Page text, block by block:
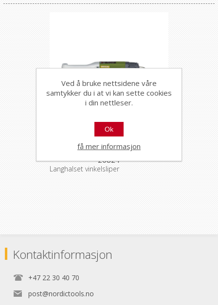
Proxxon vinkelsliper LHW
20824
Langhalset vinkelsliper
Kontaktinformasjon
+47 22 30 40 70
post@nordictools.no
Ved å bruke nettsidene våre
samtykker du i at vi kan sette cookies
i din nettleser.
Ok
få mer informasjon